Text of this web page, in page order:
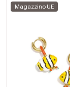
Magazzino UE